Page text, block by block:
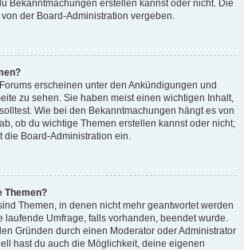
Bekanntmachungen erstellen kannst oder nicht. Die
der Board-Administration vergeben.
erscheinen unter den Ankündigungen und
zu sehen. Sie haben meist einen wichtigen Inhalt,
Wie bei den Bekanntmachungen hängt es von
ob du wichtige Themen erstellen kannst oder nicht;
die Board-Administration ein.
Themen?
Themen, in denen nicht mehr geantwortet werden
laufende Umfrage, falls vorhanden, beendet wurde.
Gründen durch einen Moderator oder Administrator
hast du auch die Möglichkeit, deine eigenen